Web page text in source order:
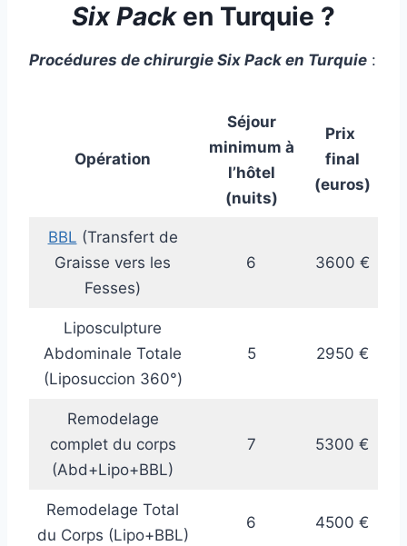
Six Pack en Turquie ?
Procédures de chirurgie Six Pack en Turquie :
Opération
Séjour
minimum à
l’hôtel
(nuits)
Prix ​​
final
(euros)
BBL (Transfert de
Graisse vers les
Fesses)
6 3600 €
Liposculpture
Abdominale Totale
(Liposuccion 360°)
5 2950 €
Remodelage
complet du corps
(Abd+Lipo+BBL)
7 5300 €
Remodelage Total
du Corps (Lipo+BBL)
6 4500 €